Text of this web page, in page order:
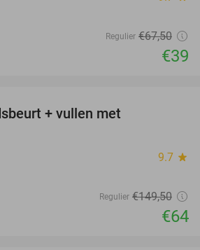
Regulier €67,50
€39
+ vullen met
9.7 star
Regulier €149,50
€64